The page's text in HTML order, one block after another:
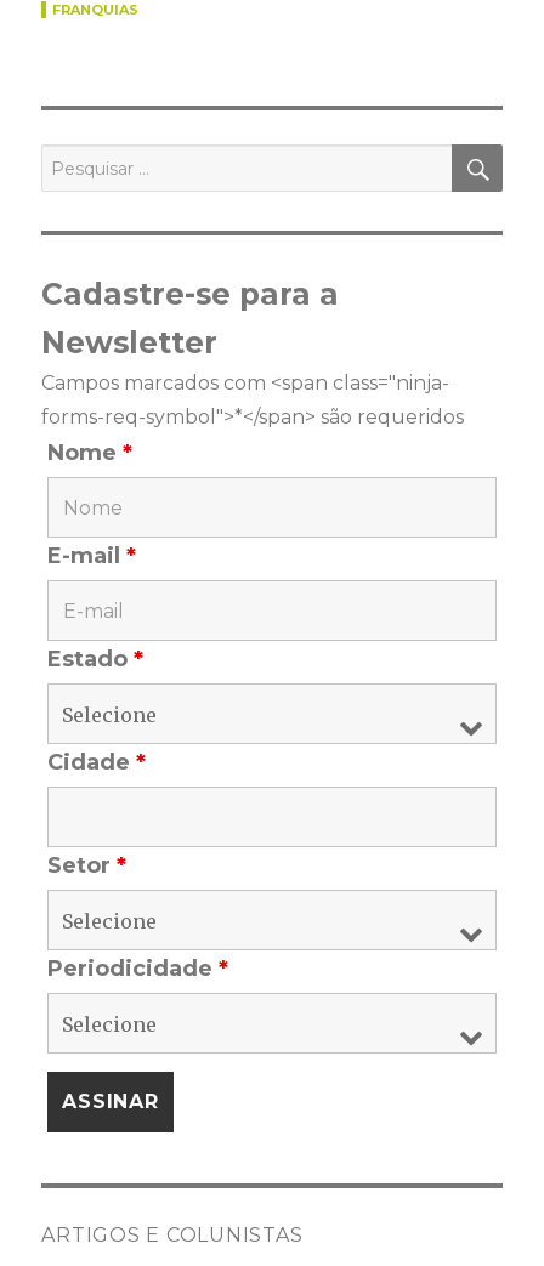
FRANQUIAS
por:
Cadastre-se para a
Newsletter
Campos marcados com <span class="ninja-
forms-req-symbol">*</span> são requeridos
Nome*
E-mail*
Estado*
Cidade*
Setor*
Periodicidade*
ARTIGOS E COLUNISTAS